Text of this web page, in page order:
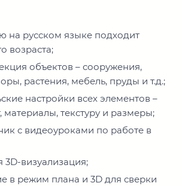
на русском языке подходит
возраста;
объектов – сооружения,
растения, мебель, пруды и т.д.;
настройки всех элементов –
материалы, текстуру и размеры;
с видеоуроками по работе в
3D-визуализация;
в режим плана и 3D для сверки